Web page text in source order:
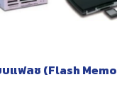
แฟลช (Flash